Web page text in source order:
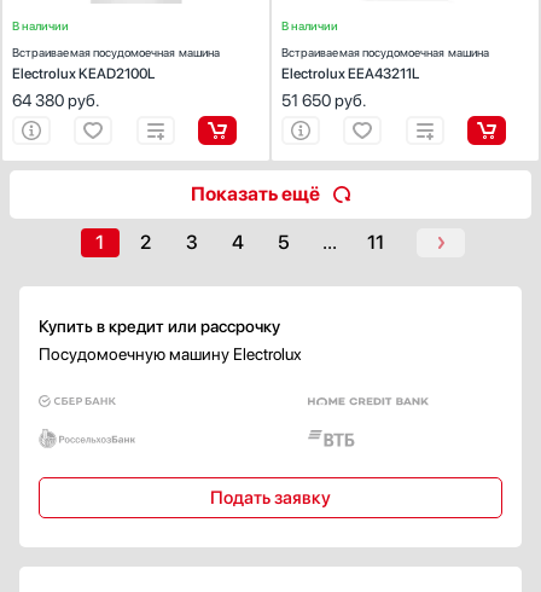
Аквастоп (AquaStop)
Полный Аквастоп (AquaStop)
Защита от воды (AquaSafe)
Водонепроницаемый (Waterproof)
Одноступенчатая
Многоступенчатая
Защита от детей
Крепление фасада
В наличии
Встраиваемая посудомоечная машина
Electrolux KEAD2100L
64 380руб.
В наличии
Встраиваемая посудомоечная машина
Electrolux EEA43211L
51 650руб.
Показать ещё
1 2 3 4 5 ... 11
Купить в кредит или рассрочку
Посудомоечную машину Electrolux
Подать заявку